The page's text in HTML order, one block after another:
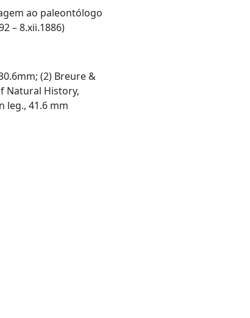
ao paleontólogo
– 8.xii.1886)
(2) Breure &
Natural History,
leg., 41.6 mm